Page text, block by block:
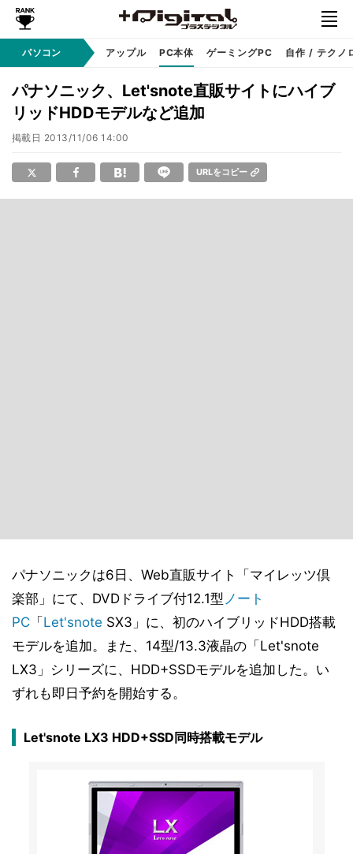
パソコンWindows アップル PC本体 ゲーミングPC 自作 / テクノ
パナソニック、Let'snote直販サイトにハイブ
リッドHDDモデルなど追加
掲載日 2013/11/06 14:00
URLをコピー
パナソニックは6日、Web直販サイト「マイレッツ倶
楽部」にて、DVDドライブ付12.1型 ノート
PC 「 Let'snote SX3」に、初のハイブリッドHDD搭載
モデルを追加。また、14型/13.3液晶の「Let'snote
LX3」シリーズに、HDD+SSDモデルを追加した。い
ずれも即日予約を開始する。
Let'snote LX3 HDD+SSD同時搭載モデル